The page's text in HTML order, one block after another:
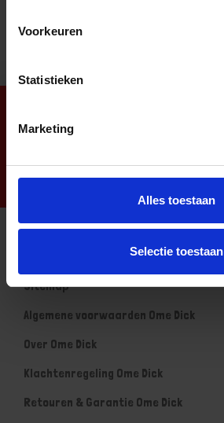
Voorkeuren
Statistieken
Marketing
Alles toestaan
Selectie toestaan
Sitemap
Algemene voorwaarden Ome Dick
Over Ome Dick
Klachtenregeling Ome Dick
Retouren & Garantie Ome Dick